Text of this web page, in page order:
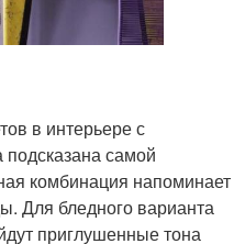
в интерьере с
самой
комбинация напоминает
Для бледного варианта
приглушенные тона